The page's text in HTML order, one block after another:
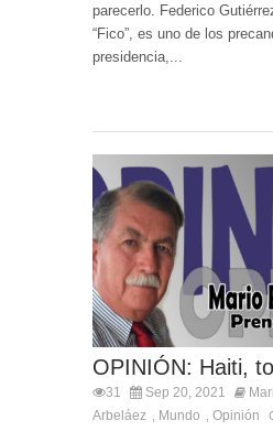
parecerlo. Federico
“Fico”, es uno de los
presidencia,...
OPINIÓN: Haiti,
31 Sep 20, 2021
Arbeláez
Mundo Opinión